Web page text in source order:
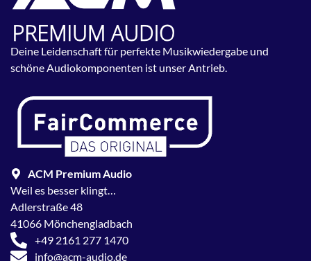
Deine Leidenschaft für perfekte Musikwiedergabe und
schöne Audiokomponenten ist unser Antrieb.
ACM Premium Audio
Weil es besser klingt…
Adlerstraße 48
41066 Mönchengladbach
+49 2161 277 1470
info@acm-audio.de